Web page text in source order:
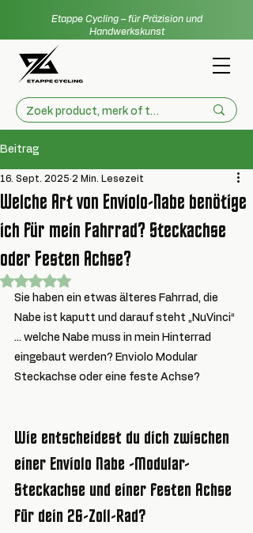
Etappe Cycling – für Präzision und
Handwerkskunst
Beitrag
Welche Art von Enviolo-Nabe benötige
ich für mein Fahrrad? Steckachse
oder Festen Achse?
16. Sept. 2025 2 Min. Lesezeit
Mit NaN von 5 Sternen bewertet.
Sie haben ein etwas älteres Fahrrad, die
Nabe ist kaputt und darauf steht „NuVinci“
... welche Nabe muss in mein Hinterrad
eingebaut werden? Enviolo Modular
Steckachse oder eine feste Achse?
Wie entscheidest du dich zwischen
einer Enviolo Nabe -Modular-
Steckachse und einer festen Achse
für dein 26-Zoll-Rad?